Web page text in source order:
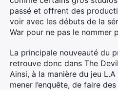
passé et offrent des
voir avec les débuts de la
War pour ne pas le nommer
La principale nouveauté du
retrouve donc dans The
Ainsi, à la manière du jeu
mener l’enquête, de faire